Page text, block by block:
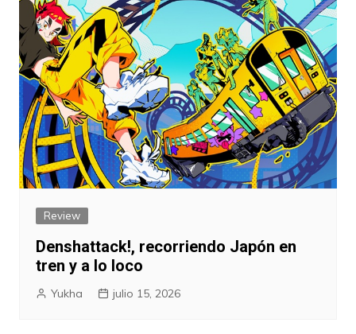
Review
Denshattack!, recorriendo Japón en
tren y a lo loco
Yukha julio 15, 2026